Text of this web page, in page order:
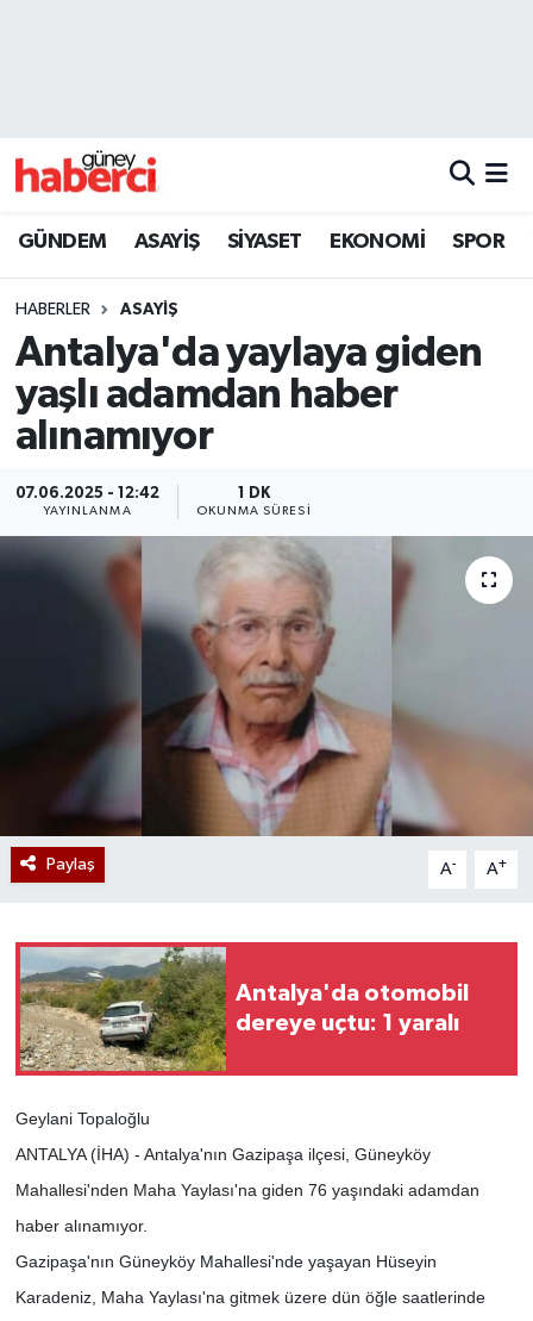
GÜNDEM ASAYİŞ SİYASET EKONOMİ SPOR
HABERLER ASAYİŞ
Antalya'da yaylaya giden
yaşlı adamdan haber
alınamıyor
07.06.2025 - 12:42
YAYINLANMA
1 DK
OKUNMA SÜRESI
Paylaş A- A+
Antalya'da otomobil
dereye uçtu: 1 yaralı
Geylani Topaloğlu
ANTALYA (İHA) - Antalya'nın Gazipaşa ilçesi, Güneyköy
Mahallesi'nden Maha Yaylası'na giden 76 yaşındaki adamdan
haber alınamıyor.
Gazipaşa'nın Güneyköy Mahallesi'nde yaşayan Hüseyin
Karadeniz, Maha Yaylası'na gitmek üzere dün öğle saatlerinde
Beyoğlu Trafik Yoğunluk Haritası
Son Dakika Haberleri
Haber Arşivi